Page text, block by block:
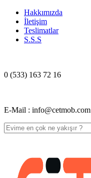
Hakkımızda
İletişim
Teslimatlar
S.S.S
0 (533) 163 72 16
E-Mail : info@cetmob.com